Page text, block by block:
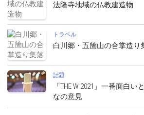
法隆寺地域の仏教建造物
トラベル
白川郷・五箇山の合掌造り
話題
「THE W 2021」一番面白
なの意見